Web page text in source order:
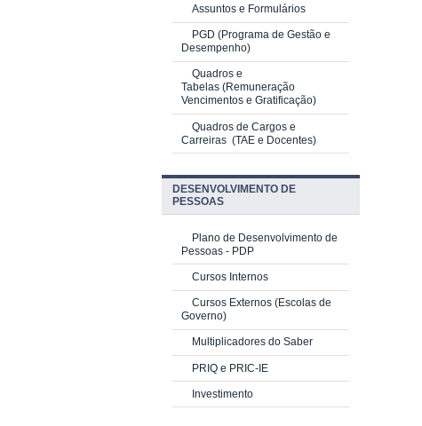
Assuntos e Formulários
PGD (Programa de Gestão e
Desempenho)
Quadros e
Tabelas (Remuneração
Vencimentos e Gratificação)
Quadros de Cargos e
Carreiras (TAE e Docentes)
DESENVOLVIMENTO DE
PESSOAS
Plano de Desenvolvimento de
Pessoas - PDP
Cursos Internos
Cursos Externos (Escolas de
Governo)
Multiplicadores do Saber
PRIQ e PRIC-IE
Investimento